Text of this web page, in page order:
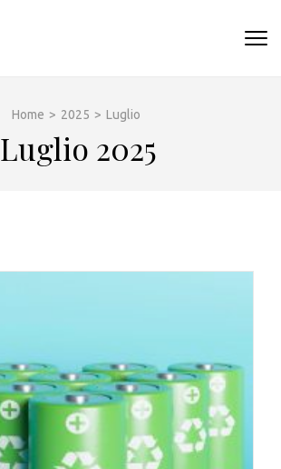
Home > 2025 > Luglio
Luglio 2025